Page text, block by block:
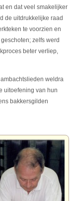
en dat veel smakelijker
de uitdrukkelijke raad
te voorzien en
zelfs werd
beter verliep,
weldra
uitoefening van hun
bakkersgilden